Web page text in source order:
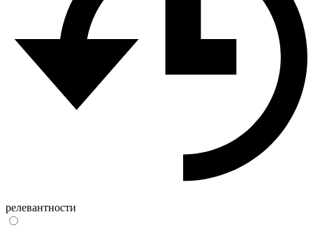
релевантности